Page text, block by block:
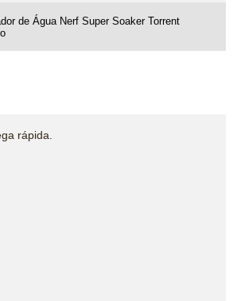
de Água Nerf Super Soaker Torrent
rápida.